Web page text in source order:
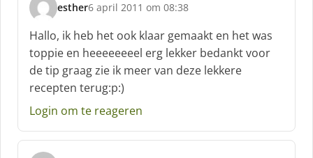
esther
s
c
h
r
e
e
:
6 april 2011 om 08:38
Hallo, ik heb het ook klaar gemaakt en het was
toppie en heeeeeeeel erg lekker bedankt voor
de tip graag zie ik meer van deze lekkere
recepten terug:p:)
Login om te reageren